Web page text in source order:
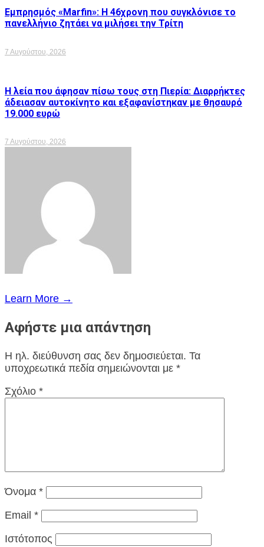
Εμπρησμός «Marfin»: Η 46χρονη που συγκλόνισε το
πανελλήνιο ζητάει να μιλήσει την Τρίτη
7 Αυγούστου, 2026
Η λεία που άφησαν πίσω τους στη Πιερία: Διαρρήκτες
άδειασαν αυτοκίνητο και εξαφανίστηκαν με θησαυρό
19.000 ευρώ
7 Αυγούστου, 2026
Learn More →
Αφήστε μια απάντηση
Η ηλ. διεύθυνση σας δεν δημοσιεύεται. Τα
υποχρεωτικά πεδία σημειώνονται με *
Σχόλιο *
Όνομα *
Email *
Ιστότοπος